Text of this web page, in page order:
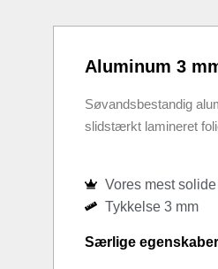
Aluminum 3
Søvandsbestandig
slidstærkt lamineret
Vores mest
Tykkelse 3 mm
Særlige egenskaber